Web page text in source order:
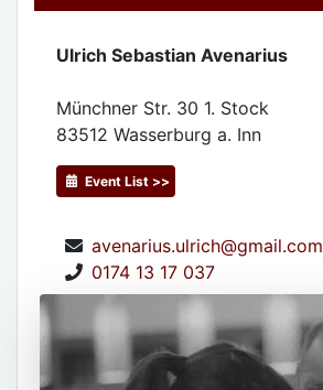
Ulrich Sebastian Avenarius
Münchner Str. 30 1. Stock
83512 Wasserburg a. Inn
Event List >>
avenarius.ulrich@gmail.com
0174 13 17 037